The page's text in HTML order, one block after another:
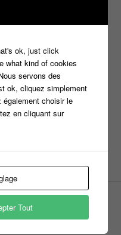
ok, just click
what kind of cookies
servons des
ok, cliquez simplement
choisir le
en cliquant sur
Tout